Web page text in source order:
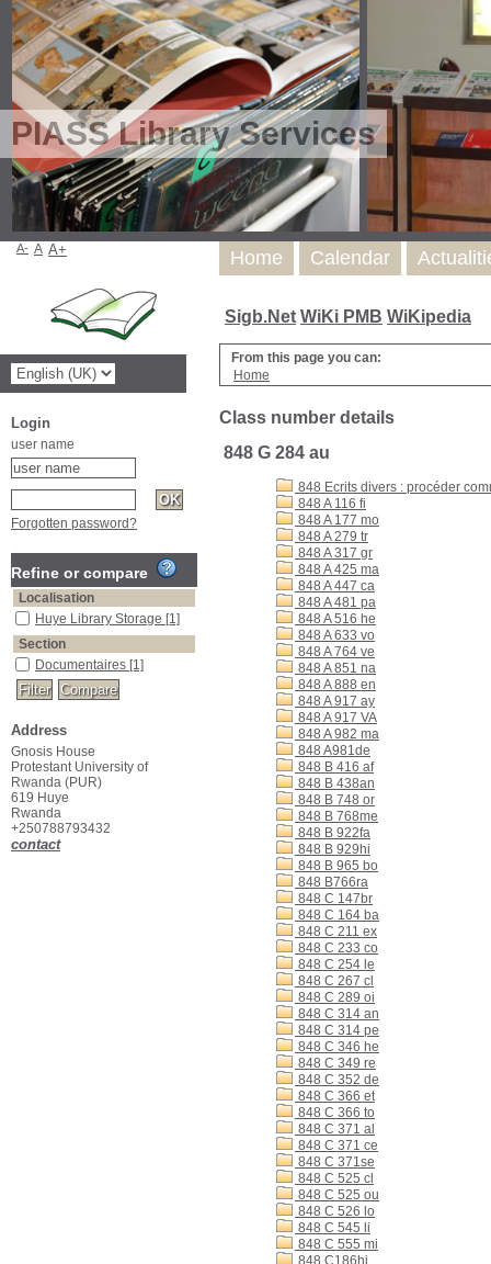
PIASS Library Services
Sigb.Net WiKi PMB WiKipedia
From this page you can:
Home
Class number details
848 G 284 au
848 Ecrits divers : procéder
848 A 116 fi
848 A 177 mo
848 A 279 tr
848 A 317 gr
848 A 425 ma
848 A 447 ca
848 A 481 pa
848 A 516 he
848 A 633 vo
848 A 764 ve
848 A 851 na
848 A 888 en
848 A 917 ay
848 A 917 VA
848 A 982 ma
848 A981de
848 B 416 af
848 B 438an
848 B 748 or
848 B 768me
848 B 922fa
848 B 929hi
848 B 965 bo
848 B766ra
848 C 147br
848 C 164 ba
848 C 211 ex
848 C 233 co
848 C 254 le
848 C 267 cl
848 C 289 oi
848 C 314 an
848 C 314 pe
848 C 346 he
848 C 349 re
848 C 352 de
848 C 366 et
848 C 366 to
848 C 371 al
848 C 371 ce
848 C 371se
848 C 525 cl
848 C 525 ou
848 C 526 lo
848 C 545 li
848 C 555 mi
848 C186hi
Home Calendar
A- A A+
Login
user name
Forgotten password?
Refine or compare
Localisation
Huye Library Storage [1]
Section
Documentaires [1]
Address
Gnosis House
Protestant University of
Rwanda (PUR)
619 Huye
Rwanda
+250788793432
contact